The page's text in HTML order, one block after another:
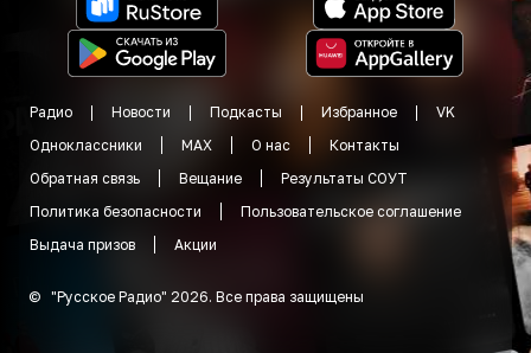
Радио Новости Подкасты Избранное
VK
Одноклассники
MAX О нас
Контакты
Обратная связь
Вещание
Результаты СОУТ
Политика безопасности
Пользовательское соглашение
Выдача призов
Акции
© "Русское Радио" 2026. Все права защищены